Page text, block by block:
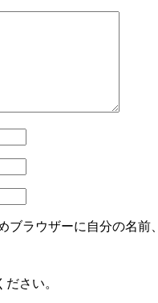
ブラウザーに自分の名前
さい。